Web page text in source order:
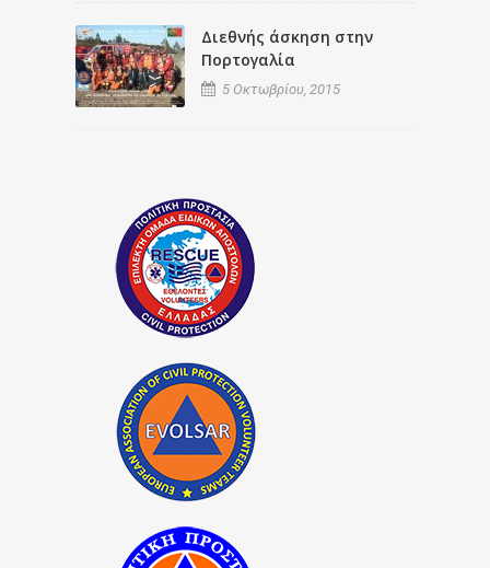
Διεθνής άσκηση στην
Πορτογαλία
5 Οκτωβρίου, 2015